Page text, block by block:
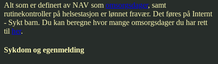
Alt som er definert av NAV som omsorgsdager, samt
rutinekontroller på helsestasjon er lønnet fravær. Det føres på Internt
- Sykt barn. Du kan beregne hvor mange omsorgsdager du har rett
til her.
Sykdom og egenmelding